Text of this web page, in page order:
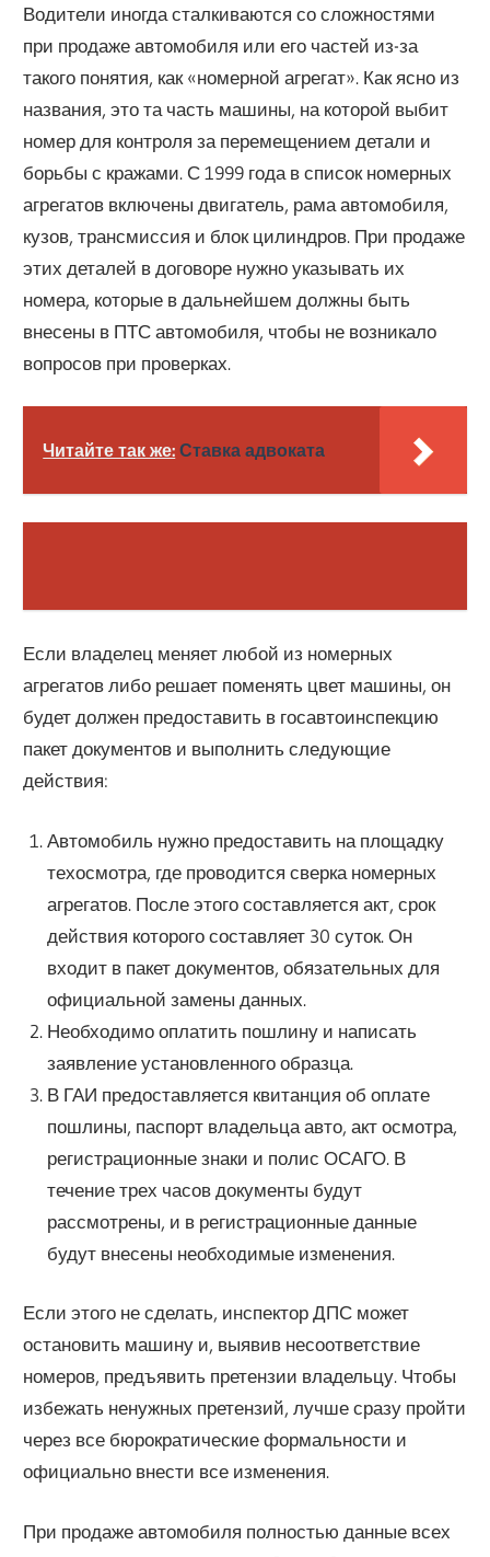
Водители иногда сталкиваются со сложностями
при продаже автомобиля или его частей из-за
такого понятия, как «номерной агрегат». Как ясно из
названия, это та часть машины, на которой выбит
номер для контроля за перемещением детали и
борьбы с кражами. С 1999 года в список номерных
агрегатов включены двигатель, рама автомобиля,
кузов, трансмиссия и блок цилиндров. При продаже
этих деталей в договоре нужно указывать их
номера, которые в дальнейшем должны быть
внесены в ПТС автомобиля, чтобы не возникало
вопросов при проверках.
Читайте так же: Ставка адвоката
Если владелец меняет любой из номерных
агрегатов либо решает поменять цвет машины, он
будет должен предоставить в госавтоинспекцию
пакет документов и выполнить следующие
действия:
Автомобиль нужно предоставить на площадку
техосмотра, где проводится сверка номерных
агрегатов. После этого составляется акт, срок
действия которого составляет 30 суток. Он
входит в пакет документов, обязательных для
официальной замены данных.
Необходимо оплатить пошлину и написать
заявление установленного образца.
В ГАИ предоставляется квитанция об оплате
пошлины, паспорт владельца авто, акт осмотра,
регистрационные знаки и полис ОСАГО. В
течение трех часов документы будут
рассмотрены, и в регистрационные данные
будут внесены необходимые изменения.
Если этого не сделать, инспектор ДПС может
остановить машину и, выявив несоответствие
номеров, предъявить претензии владельцу. Чтобы
избежать ненужных претензий, лучше сразу пройти
через все бюрократические формальности и
официально внести все изменения.
При продаже автомобиля полностью данные всех